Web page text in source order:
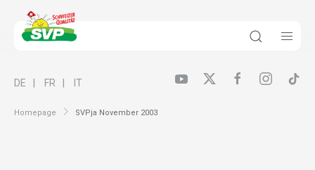
Homepage SVPja November 2003
DE FR IT